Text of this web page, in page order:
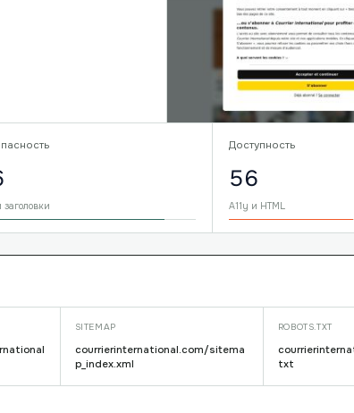
заголовки
Доступность
56
A11y и HTML
SITEMAP
courrierinternational.com/sitema
p_index.xml
ROBOTS.TXT
txt